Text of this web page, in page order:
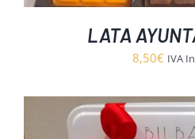
LATA
8,50€ IVA